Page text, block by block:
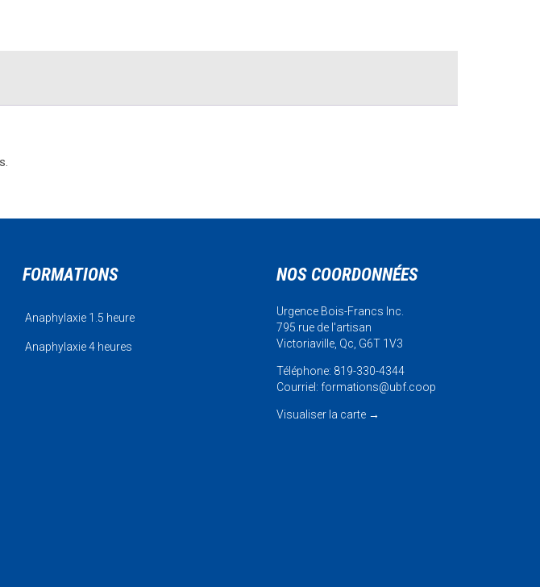
FORMATIONS
Anaphylaxie 1.5 heure
Anaphylaxie 4 heures
NOS COORDONNÉES
Urgence Bois-Francs Inc.
795 rue de l'artisan
Victoriaville, Qc, G6T 1V3
Téléphone: 819-330-4344
Courriel: formations@ubf.coop
Visualiser la carte →